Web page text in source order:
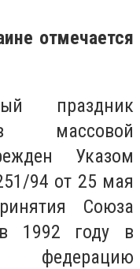
отмечается
праздник
массовой
Указом
94 от 25 мая
Союза
1992 году в